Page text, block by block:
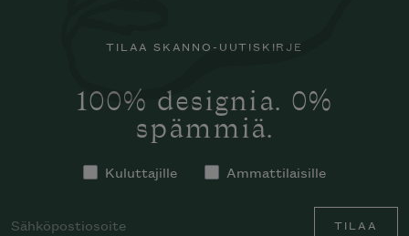
TILAA SKANNO-UUTISKIRJE
100% designia. 0%
spämmiä.
Kuluttajille Ammattilaisille
TILAA